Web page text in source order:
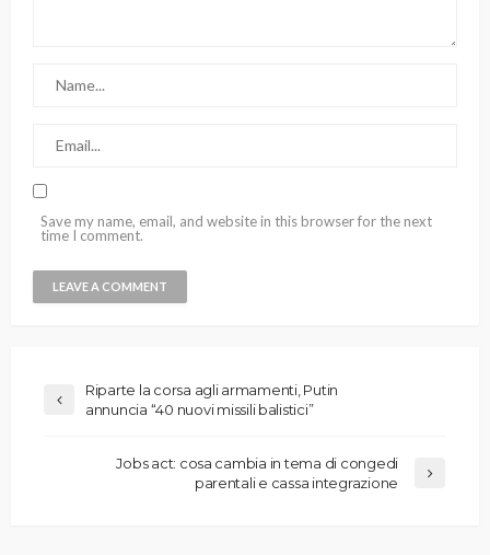
Save my name, email, and website in this browser for the next
time I comment.
Riparte la corsa agli armamenti, Putin
annuncia “40 nuovi missili balistici”
Jobs act: cosa cambia in tema di congedi
parentali e cassa integrazione